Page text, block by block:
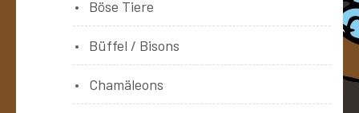
Böse Tiere
Büffel / Bisons
Chamäleons